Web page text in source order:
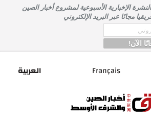
الإخبارية الأسبوعية لمشروع أخبار الصين
مجانًا عبر البريد الإلكتروني
Français العربية